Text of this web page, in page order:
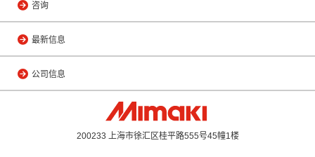
咨询
最新信息
公司信息
200233 上海市徐汇区桂平路555号45幢1楼